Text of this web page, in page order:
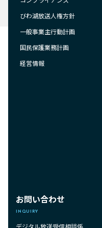
びわ湖放送人権方針
一般事業主行動計画
国民保護業務計画
経営情報
お問い合わせ
INQUIRY
デジタル放送受信相談係